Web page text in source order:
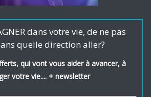
dans votre vie, de ne pas
quelle direction aller?
qui vont vous aider à avancer, à
votre vie.... + newsletter